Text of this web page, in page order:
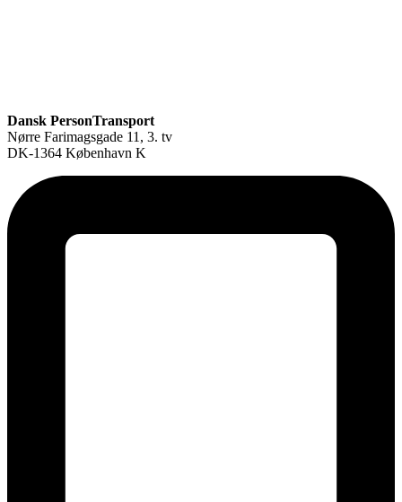
Dansk PersonTransport
Nørre Farimagsgade 11, 3. tv
DK-1364 København K